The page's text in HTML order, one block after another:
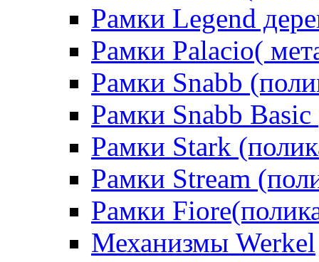
Рамки Legend
Рамки Palacio(
Рамки Snabb
Рамки Snabb
Рамки Stark
Рамки Stream
Рамки
Механизмы Werkel